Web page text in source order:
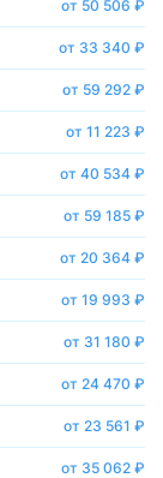
от 50 506 ₽
от 33 340 ₽
от 59 292 ₽
от 11 223 ₽
от 40 534 ₽
от 59 185 ₽
от 20 364 ₽
от 19 993 ₽
от 31 180 ₽
от 24 470 ₽
от 23 561 ₽
от 35 062 ₽